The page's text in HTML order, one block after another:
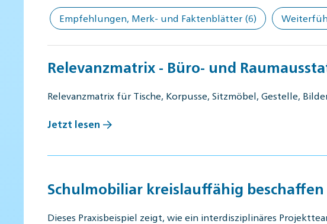
Empfehlungen, Merk- und Faktenblätter (6)
Relevanzmatrix - Büro- und
Relevanzmatrix für Tische, Korpusse, Sitzmöbel, Gestelle,
Jetzt lesen
Schulmobiliar kreislauffähig
Dieses Praxisbeispiel zeigt, wie ein interdisziplinäres